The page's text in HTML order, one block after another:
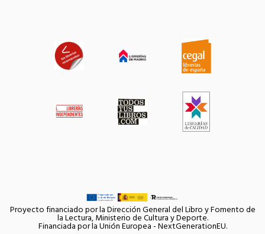
Proyecto financiado por la Dirección General del Libro y Fomento de
la Lectura, Ministerio de Cultura y Deporte.
Financiada por la Unión Europea - NextGenerationEU.